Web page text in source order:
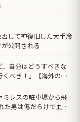
して神復旧した大手冷
公開される
自分はどうすべきな
べき！」【海外の反
ミレスの駐車場から飛
た男は傷だらけで血ま